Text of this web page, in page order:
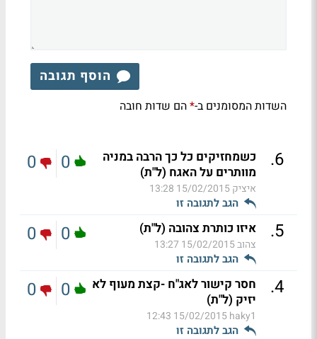
הוסף תגובה
השדות המסומנים ב-*הם שדות חובה
6
.
כשמחזיקים כל כך הרבה במניה
מוותרים על האגח (ל"ת)
איציק15/02/2015 13:28
הגב לתגובה זו
0
0
5
. איזו כותרת צהובה (ל"ת)
צהוב15/02/2015 13:27
הגב לתגובה זו
0
0
4
.
חסר קישור לאג"ח -קצת מעוף לא
יזיק (ל"ת)
haky1
15/02/2015 12:43
הגב לתגובה זו
0
0